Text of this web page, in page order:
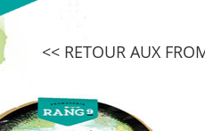
<< RETOUR AUX